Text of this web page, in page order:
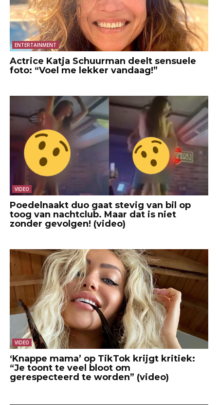
ENTERTAINMENT
Actrice Katja Schuurman deelt sensuele
foto: “Voel me lekker vandaag!”
VIDEO
Poedelnaakt duo gaat stevig van bil op
toog van nachtclub. Maar dat is niet
zonder gevolgen! (video)
VIDEO
‘Knappe mama’ op TikTok krijgt kritiek:
“Je toont te veel bloot om
gerespecteerd te worden” (video)